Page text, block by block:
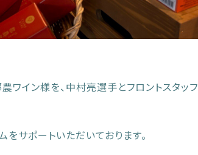
ワイン様を、中村亮選手とフロントスタッフ
サポートいただいております。